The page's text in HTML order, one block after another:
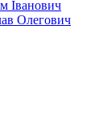
Іванович
Олегович